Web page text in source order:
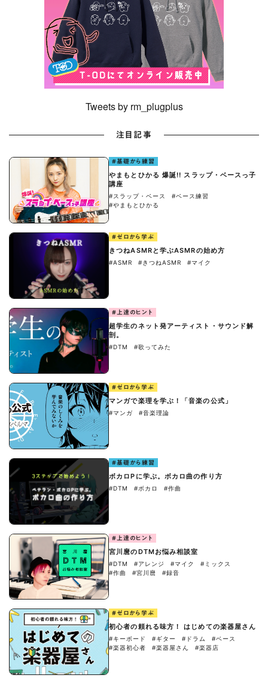
Tweets by rm_plugplus
注目記事
#基礎から練習
やまもとひかる 爆誕!! スラップ・ベースっ子
講座
#スラップ・ベース
#ベース練習
#やまもとひかる
#ゼロから学ぶ
きつねASMRと学ぶASMRの始め方
#ASMR #きつねASMR #マイク
#上達のヒント
超学生のネット発アーティスト・サウンド解
剖。
#DTM #歌ってみた
#ゼロから学ぶ
マンガで楽理を学ぶ！「音楽の公式」
#マンガ #音楽理論
#基礎から練習
ボカロPに学ぶ。ボカロ曲の作り方
#DTM #ボカロ #作曲
#上達のヒント
宮川麿のDTMお悩み相談室
#DTM #アレンジ #マイク
#ミックス
#作曲
#宮川麿 #録音
#ゼロから学ぶ
初心者の頼れる味方！ はじめての楽器屋さん
#キーボード #ギター #ドラム
#ベース
#楽器初心者
#楽器屋さん #楽器店